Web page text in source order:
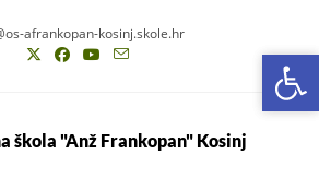
afrankopan-kosinj.skole.hr
škola "Anž Frankopan" Kosinj